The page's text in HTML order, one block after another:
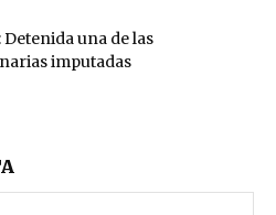
Detenida una de las
imputadas